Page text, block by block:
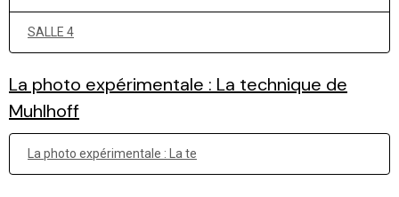
SALLE 4
La photo expérimentale : La technique de
Muhlhoff
La photo expérimentale : La te